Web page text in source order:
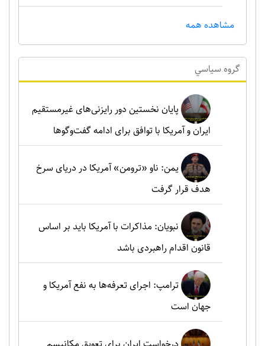
مشاهده همه
گروه سياسي
پایان نخستین دور رایزنی‌های غیرمستقیم
ایران و آمریکا با توافق برای ادامه گفت‌وگوها
یمن: ناو «ترومن» آمریکا در دریای سرخ
هدف قرار گرفت
نبویان: مذاکرات با آمریکا باید بر اساس
قانون اقدام راهبردی باشد
ترامپ: اجرای تعرفه‌ها به نفع آمریکا و
جهان است